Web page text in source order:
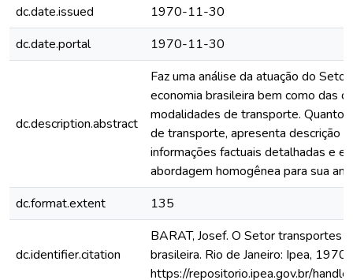
dc.date.issued
1970-11-30
dc.date.portal
1970-11-30
dc.description.abstract
Faz uma análise da atuação do
economia brasileira bem como das
modalidades de transporte. Quanto
de transporte, apresenta descrição
informações factuais detalhadas e
abordagem homogênea para sua
dc.format.extent
135
dc.identifier.citation
BARAT, Josef. O Setor transportes
brasileira. Rio de Janeiro: Ipea,
https://repositorio.ipea.gov.br/